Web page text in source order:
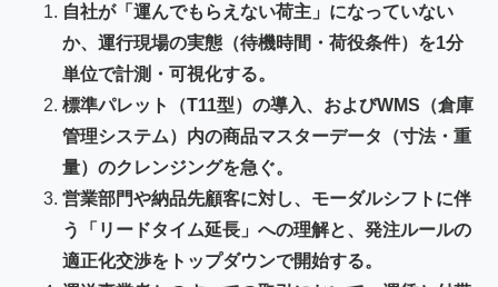
自社が「運んでもらえない荷主」になっていない
か、運行現場の実態（待機時間・荷役条件）を1分
単位で計測・可視化する。
標準パレット（T11型）の導入、およびWMS（倉庫
管理システム）内の商品マスターデータ（寸法・重
量）のクレンジングを急ぐ。
営業部門や納品先顧客に対し、モーダルシフトに伴
う「リードタイム延長」への理解と、発注ルールの
適正化交渉をトップダウンで開始する。